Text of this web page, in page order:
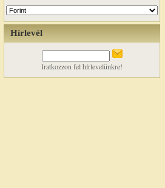
Hírlevél
Iratkozzon fel hírlevelünkre!